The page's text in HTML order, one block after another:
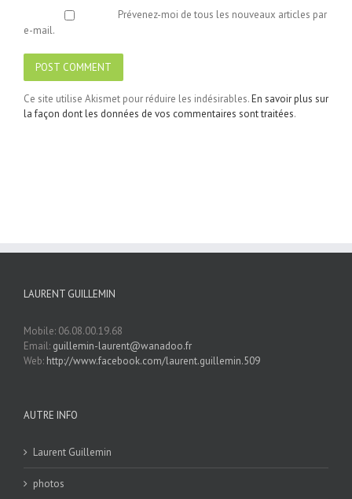
Prévenez-moi de tous les nouveaux articles par
e-mail.
Ce site utilise Akismet pour réduire les indésirables.En savoir plus sur
la façon dont les données de vos commentaires sont traitées.
LAURENT GUILLEMIN
Mobile: 06.08.00.19.68
Email: guillemin-laurent@wanadoo.fr
Web: http://www.facebook.com/laurent.guillemin.509
AUTRE INFO
Laurent Guillemin
photos